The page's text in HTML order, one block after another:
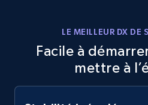
URL, Domain, Country
Sku, Product id, Product
and more.
LE MEILLEUR DX DE
Facile à
mettre à